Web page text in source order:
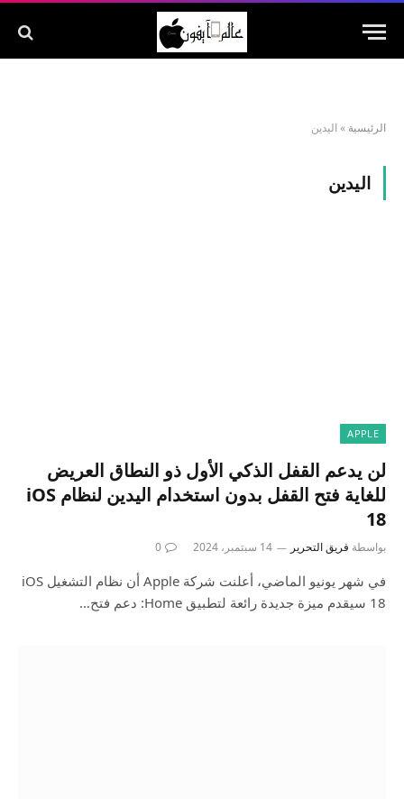
الرئيسية » اليدين
اليدين
APPLE
لن يدعم القفل الذكي الأول ذو النطاق العريض
للغاية فتح القفل بدون استخدام اليدين لنظام iOS
18
بواسطة فريق التحرير 14 سبتمبر، 2024 0
في شهر يونيو الماضي، أعلنت شركة Apple أن نظام التشغيل iOS
18 سيقدم ميزة جديدة رائعة لتطبيق Home: دعم فتح…